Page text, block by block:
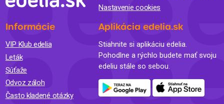
Nastavenie cookies
Informácie
VIP Klub edelia
Leták
Súťaže
Odvoz záloh
Často kladené otázky
Aplikácia edelia.sk
Stiahnite si aplikáciu edelia.
Pohodlne a rýchlo budete mať svoju
edeliu stále so sebou.